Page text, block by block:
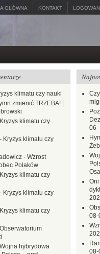
GŁÓWNA KONTAKT
06
08-
08-
klimatu czy nauki
zmienić TRZEBA! |
Kryzys klimatu czy
- Kryzys klimatu czy
- Wzrost
Polaków
Kryzys klimatu czy
- Kryzys klimatu czy
Kryzys klimatu czy
Obserwatorium
Wojna hybrydowa